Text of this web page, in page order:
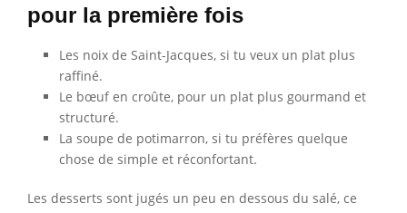
pour la première fois
Les noix de Saint-Jacques, si tu veux un plat plus
raffiné.
Le bœuf en croûte, pour un plat plus gourmand et
structuré.
La soupe de potimarron, si tu préfères quelque
chose de simple et réconfortant.
Les desserts sont jugés un peu en dessous du salé, ce